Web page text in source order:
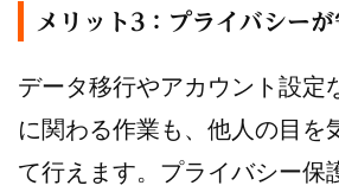
メリット3：プライバシー
データ移行やアカウント設定
に関わる作業も、他人の目を
て行えます。プライバシー保